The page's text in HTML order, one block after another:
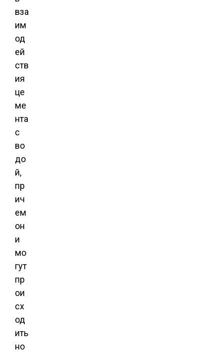
вза
им
од
ей
ств
ия
це
ме
нта
с
во
до
й,
пр
ич
ем
он
и
мо
гут
пр
ои
сх
од
ить
но